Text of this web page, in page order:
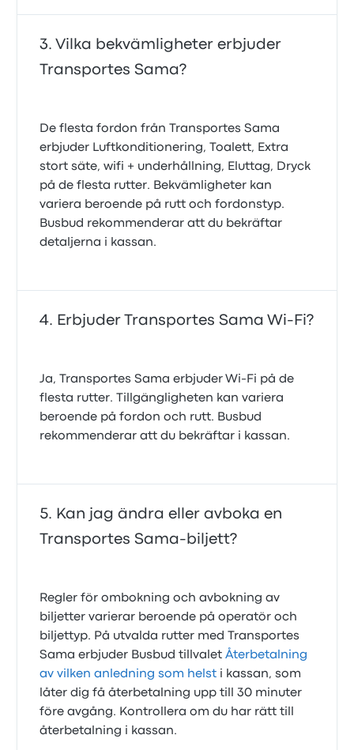
Vilka bekvämligheter erbjuder
Transportes Sama?
De flesta fordon från Transportes Sama
erbjuder Luftkonditionering, Toalett, Extra
stort säte, wifi + underhållning, Eluttag, Dryck
på de flesta rutter. Bekvämligheter kan
variera beroende på rutt och fordonstyp.
Busbud rekommenderar att du bekräftar
detaljerna i kassan.
Erbjuder Transportes Sama Wi-Fi?
Ja, Transportes Sama erbjuder Wi‑Fi på de
flesta rutter. Tillgängligheten kan variera
beroende på fordon och rutt. Busbud
rekommenderar att du bekräftar i kassan.
Kan jag ändra eller avboka en
Transportes Sama-biljett?
Regler för ombokning och avbokning av
biljetter varierar beroende på operatör och
biljettyp. På utvalda rutter med Transportes
Sama erbjuder Busbud tillvaletÅterbetalning
av vilken anledning som helst i kassan, som
låter dig få återbetalning upp till 30 minuter
före avgång. Kontrollera om du har rätt till
återbetalning i kassan.